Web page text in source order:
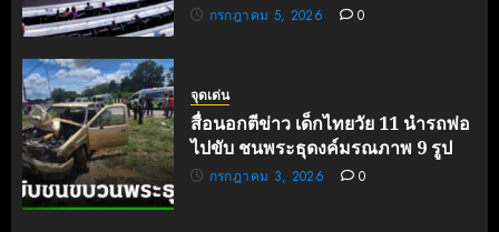
กรกฎาคม 5, 2026 0
จุดเด่น
สื่อนอกตีข่าว เด็กไทยวัย 11 นำรถพ่อ
ไปขับ ชนพระธุดงค์มรณภาพ 9 รูป
กรกฎาคม 3, 2026 0